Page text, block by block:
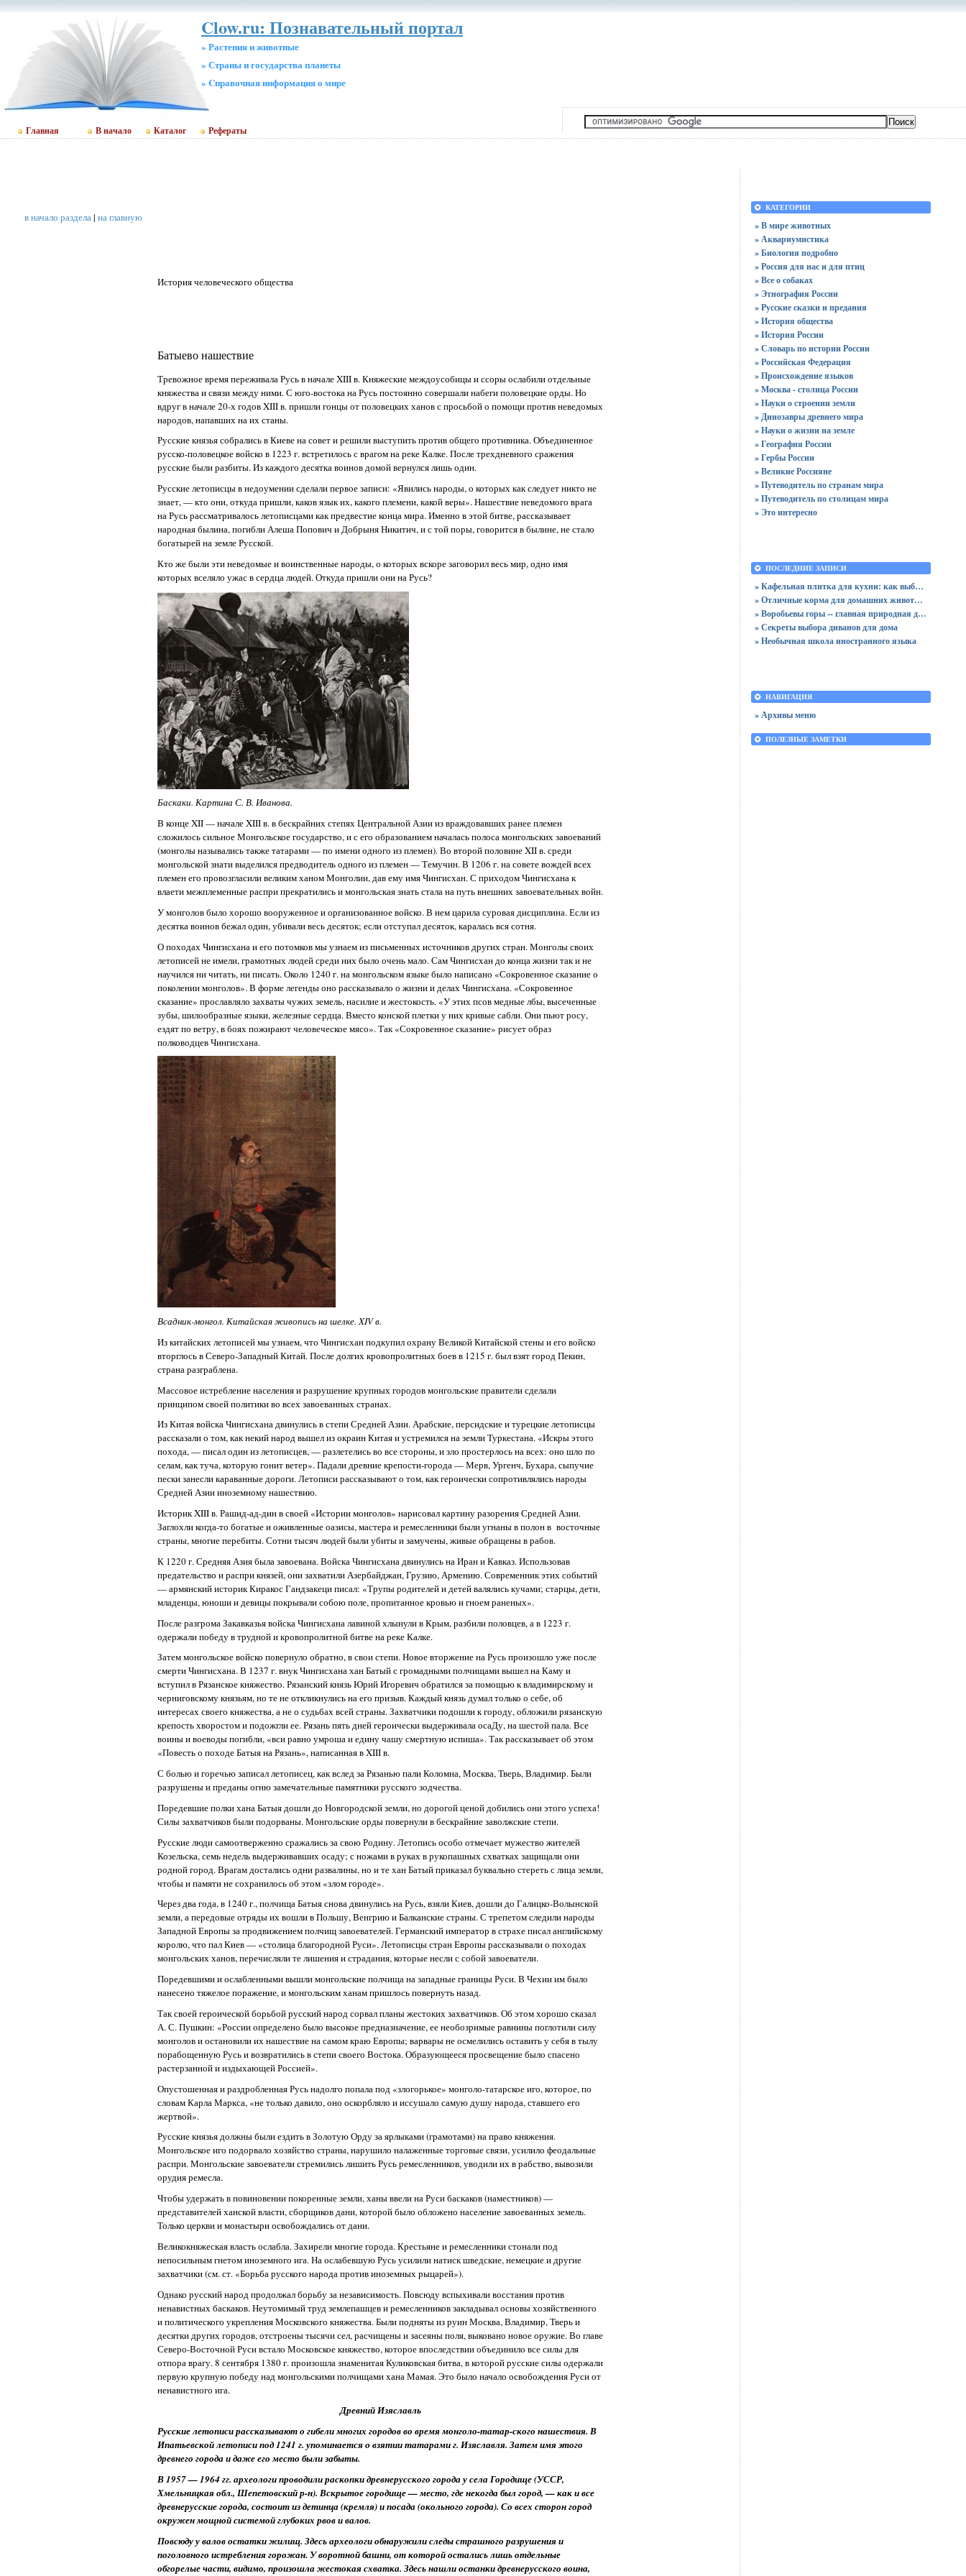
Clow.ru: Познавательный портал
» Растения и животные
» Страны и государства планеты
» Cправочная информация о мире
Главная В начало Каталог Рефераты
в начало раздела| на главную
История человеческого общества
Батыево нашествие
Тревожное время переживала Русь в начале XIII в. Княжеские междоусобицы и ссоры ослабили отдельные
княжества и связи между ними. С юго-востока на Русь постоянно совершали набеги половецкие орды. Но
вдруг в начале 20-х годов XIII в. пришли гонцы от половецких ханов с просьбой о помощи против неведомых
народов, напавших на их станы.
Русские князья собрались в Киеве на совет и решили выступить против общего противника. Объединенное
русско-половецкое войско в 1223 г. встретилось с врагом на реке Калке. После трехдневного сражения
русские были разбиты. Из каждого десятка воинов домой вернулся лишь один.
Русские летописцы в недоумении сделали первое записи: «Явились народы, о которых как следует никто не
знает, — кто они, откуда пришли, каков язык их, какого племени, какой веры». Нашествие неведомого врага
на Русь рассматривалось летописцами как предвестие конца мира. Именно в этой битве, рассказывает
народная былина, погибли Алеша Попович и Добрыня Никитич, и с той поры, говорится в былине, не стало
богатырей на земле Русской.
Кто же были эти неведомые и воинственные народы, о которых вскоре заговорил весь мир, одно имя
которых вселяло ужас в сердца людей. Откуда пришли они на Русь?
Баскаки. Картина С. В. Иванова.
В конце XII — начале XIII в. в бескрайних степях Центральной Азии из враждовавших ранее племен
сложилось сильное Монгольское государство, и с его образованием началась полоса монгольских завоеваний
(монголы назывались также татарами — по имени одного из племен). Во второй половине XII в. среди
монгольской знати выделился предводитель одного из племен — Темучин. В 1206 г. на совете вождей всех
племен его провозгласили великим ханом Монголии, дав ему имя Чингисхан. С приходом Чингисхана к
влаети межплеменные распри прекратились и монгольская знать стала на путь внешних завоевательных войн.
У монголов было хорошо вооруженное и организованное войско. В нем царила суровая дисциплина. Если из
десятка воинов бежал один, убивали весь десяток; если отступал десяток, каралась вся сотня.
О походах Чингисхана и его потомков мы узнаем из письменных источников других стран. Монголы своих
летописей не имели, грамотных людей среди них было очень мало. Сам Чингисхан до конца жизни так и не
научился ни читать, ни писать. Около 1240 г. на монгольском языке было написано «Сокровенное сказание о
поколении монголов». В форме легенды оно рассказывало о жизни и делах Чингисхана. «Сокровенное
сказание» прославляло захваты чужих земель, насилие и жестокость. «У этих псов медные лбы, высеченные
зубы, шилообразные языки, железные сердца. Вместо конской плетки у них кривые сабли. Они пьют росу,
ездят по ветру, в боях пожирают человеческое мясо». Так «Сокровенное сказание» рисует образ
полководцев Чингисхана.
Всадник-монгол. Китайская живопись на шелке. XIV в.
Из китайских летописей мы узнаем, что Чингисхан подкупил охрану Великой Китайской стены и его войско
вторглось в Северо-Западный Китай. После долгих кровопролитных боев в 1215 г. был взят город Пекин,
страна разграблена.
Массовое истребление населения и разрушение крупных городов монгольские правители сделали
принципом своей политики во всех завоеванных странах.
Из Китая войска Чингисхана двинулись в степи Средней Азии. Арабские, персидские и турецкие летописцы
рассказали о том, как некий народ вышел из окраин Китая и устремился на земли Туркестана. «Искры этого
похода, — писал один из летописцев, — разлетелись во все стороны, и зло простерлось на всех: оно шло по
селам, как туча, которую гонит ветер». Падали древние крепости-города — Мерв, Ургенч, Бухара, сыпучие
пески занесли караванные дороги. Летописи рассказывают о том, как героически сопротивлялись народы
Средней Азии иноземному нашествию.
Историк XIII в. Рашид-ад-дин в своей «Истории монголов» нарисовал картину разорения Средней Азии.
Заглохли когда-то богатые и оживленные оазисы, мастера и ремесленники были угнаны в полон в восточные
страны, многие перебиты. Сотни тысяч людей были убиты и замучены, живые обращены в рабов.
К 1220 г. Средняя Азия была завоевана. Войска Чингисхана двинулись на Иран и Кавказ. Использовав
предательство и распри князей, они захватили Азербайджан, Грузию, Армению. Современник этих событий
— армянский историк Киракос Гандзакеци писал: «Трупы родителей и детей валялись кучами; старцы, дети,
младенцы, юноши и девицы покрывали собою поле, пропитанное кровью и гноем раненых».
После разгрома Закавказья войска Чингисхана лавиной хлынули в Крым, разбили половцев, а в 1223 г.
одержали победу в трудной и кровопролитной битве на реке Калке.
Затем монгольское войско повернуло обратно, в свои степи. Новое вторжение на Русь произошло уже после
смерти Чингисхана. В 1237 г. внук Чингисхана хан Батый с громадными полчищами вышел на Каму и
вступил в Рязанское княжество. Рязанский князь Юрий Игоревич обратился за помощью к владимирскому и
черниговскому князьям, но те не откликнулись на его призыв. Каждый князь думал только о себе, об
интересах своего княжества, а не о судьбах всей страны. Захватчики подошли к городу, обложили рязанскую
крепость хворостом и подожгли ее. Рязань пять дней героически выдерживала осаДу, на шестой пала. Все
воины и воеводы погибли, «вси равно умроша и едину чашу смертную испиша». Так рассказывает об этом
«Повесть о походе Батыя на Рязань», написанная в XIII в.
С болью и горечью записал летописец, как вслед за Рязанью пали Коломна, Москва, Тверь, Владимир. Были
разрушены и преданы огню замечательные памятники русского зодчества.
Поредевшие полки хана Батыя дошли до Новгородской земли, но дорогой ценой добились они этого успеха!
Силы захватчиков были подорваны. Монгольские орды повернули в бескрайние заволжские степи.
Русские люди самоотверженно сражались за свою Родину. Летопись особо отмечает мужество жителей
Козельска, семь недель выдерживавших осаду; с ножами в руках в рукопашных схватках защищали они
родной город. Врагам достались одни развалины, но и те хан Батый приказал буквально стереть с лица земли,
чтобы и памяти не сохранилось об этом «злом городе».
Через два года, в 1240 г., полчища Батыя снова двинулись на Русь, взяли Киев, дошли до Галицко-Волынской
земли, а передовые отряды их вошли в Польшу, Венгрию и Балканские страны. С трепетом следили народы
Западной Европы за продвижением полчищ завоевателей. Германский император в страхе писал английскому
королю, что пал Киев — «столица благородной Руси». Летописцы стран Европы рассказывали о походах
монгольских ханов, перечисляли те лишения и страдания, которые несли с собой завоеватели.
Поредевшими и ослабленными вышли монгольские полчища на западные границы Руси. В Чехии им было
нанесено тяжелое поражение, и монгольским ханам пришлось повернуть назад.
Так своей героической борьбой русский народ сорвал планы жестоких захватчиков. Об этом хорошо сказал
А. С. Пушкин: «России определено было высокое предназначение, ее необозримые равнины поглотили силу
монголов и остановили их нашествие на самом краю Европы; варвары не осмелились оставить у себя в тылу
порабощенную Русь и возвратились в степи своего Востока. Образующееся просвещение было спасено
растерзанной и издыхающей Россией».
Опустошенная и раздробленная Русь надолго попала под «злогорькое» монголо-татарское иго, которое, по
словам Карла Маркса, «не только давило, оно оскорбляло и иссушало самую душу народа, ставшего его
жертвой».
Русские князья должны были ездить в Золотую Орду за ярлыками (грамотами) на право княжения.
Монгольское иго подорвало хозяйство страны, нарушило налаженные торговые связи, усилило феодальные
распри. Монгольские завоеватели стремились лишить Русь ремесленников, уводили их в рабство, вывозили
орудия ремесла.
Чтобы удержать в повиновении покоренные земли, ханы ввели на Руси баскаков (наместников) —
представителей ханской власти, сборщиков дани, которой было обложено население завоеванных земель.
Только церкви и монастыри освобождались от дани.
Великокняжеская власть ослабла. Захирели многие города. Крестьяне и ремесленники стонали под
непосильным гнетом иноземного ига. На ослабевшую Русь усилили натиск шведские, немецкие и другие
захватчики (см. ст. «Борьба русского народа против иноземных рыцарей»).
Однако русский народ продолжал борьбу за независимость. Повсюду вспыхивали восстания против
ненавистных баскаков. Неутомимый труд землепашцев и ремесленников закладывал основы хозяйственного
и политического укрепления Московского княжества. Были подняты из руин Москва, Владимир, Тверь и
десятки других городов, отстроены тысячи сел, расчищены и засеяны поля, выковано новое оружие. Во главе
Северо-Восточной Руси встало Московское княжество, которое впоследствии объединило все силы для
отпора врагу. 8 сентября 1380 г. произошла знаменитая Куликовская битва, в которой русские силы одержали
первую крупную победу над монгольскими полчищами хана Мамая. Это было начало освобождения Руси от
ненавистного ига.
Древний Изяславль
Русские летописи рассказывают о гибели многих городов во время монголо-татар-ского нашествия. В
Ипатьевской летописи под 1241 г. упоминается о взятии татарами г. Изяславля. Затем имя этого
древнего города и даже его место были забыты.
В 1957 — 1964 гг. археологи проводили раскопки древнерусского города у села Городище (УССР,
Хмельницкая обл., Шепетовский р-н). Вскрытое городище — место, где некогда был город, — как и все
древнерусские города, состоит из детинца (кремля) и посада (окольного города). Со всех сторон город
окружен мощной системой глубоких рвов и валов.
Повсюду у валов остатки жилищ. Здесь археологи обнаружили следы страшного разрушения и
поголовного истребления горожан. У воротной башни, от которой остались лишь отдельные
обгорелые части, видимо, произошла жестокая схватка. Здесь нашли останки древнерусского воина,
КАТЕГОРИИ
» В мире животных
» Аквариумистика
» Биология подробно
» Россия для нас и для птиц
» Все о собаках
» Этнография России
» Русские сказки и предания
» История общества
» История России
» Словарь по истории России
» Российская Федерация
» Происхождение языков
» Москва - столица России
» Науки о строении земли
» Динозавры древнего мира
» Науки о жизни на земле
» География России
» Гербы России
» Великие Россияне
» Путеводитель по странам мира
» Путеводитель по столицам мира
» Это интересно
ПОСЛЕДНИЕ ЗАПИСИ
» Кафельная плитка для кухни: как выбрать практичную отделку
» Отличные корма для домашних животных
» Воробьевы горы -- главная природная достопримечательность Москвы
» Секреты выбора диванов для дома
» Необычная школа иностранного языка
НАВИГАЦИЯ
» Архивы меню
ПОЛЕЗНЫЕ ЗАМЕТКИ